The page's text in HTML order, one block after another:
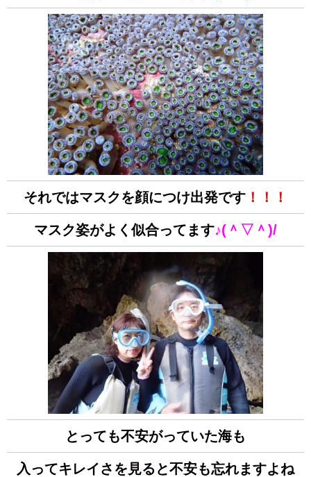
それではマスクを顔につけ出発です ！！！
マスク姿がよく似合ってます♪(＾▽＾)/
とっても不安がっていた海も
入ってキレイさを見ると不安も忘れますよね